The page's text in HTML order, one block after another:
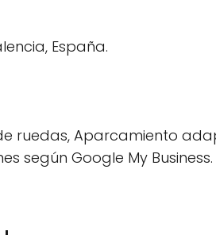
España.
ruedas, Aparcamiento
según Google My Business.